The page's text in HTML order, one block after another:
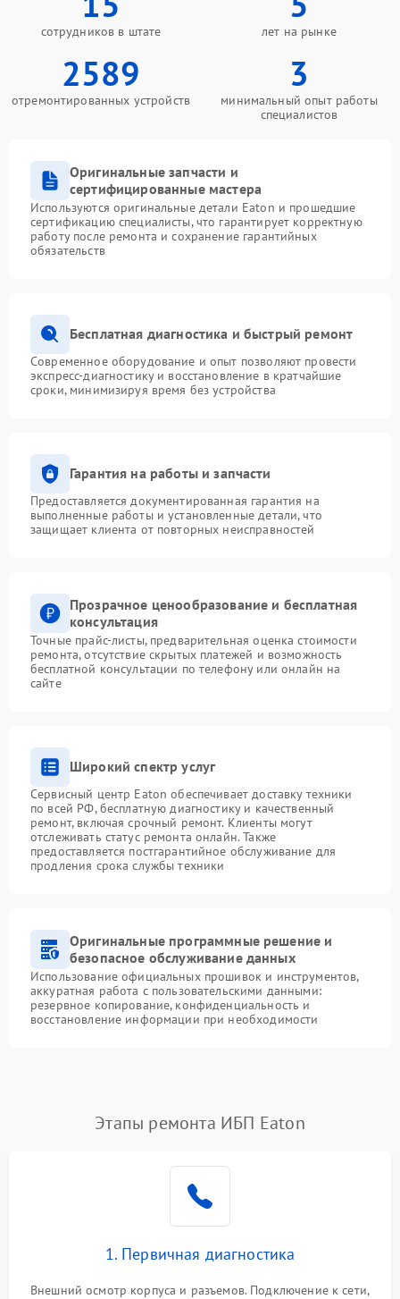
сотрудников в штате лет на рынке
2589
отремонтированных устройств
3
минимальный опыт работы
специалистов
Оригинальные запчасти и
сертифицированные мастера
Используются оригинальные детали Eaton и прошедшие
сертификацию специалисты, что гарантирует корректную
работу после ремонта и сохранение гарантийных
обязательств
Бесплатная диагностика и быстрый ремонт
Современное оборудование и опыт позволяют провести
экспресс-диагностику и восстановление в кратчайшие
сроки, минимизируя время без устройства
Гарантия на работы и запчасти
Предоставляется документированная гарантия на
выполненные работы и установленные детали, что
защищает клиента от повторных неисправностей
Прозрачное ценообразование и бесплатная
консультация
Точные прайс-листы, предварительная оценка стоимости
ремонта, отсутствие скрытых платежей и возможность
бесплатной консультации по телефону или онлайн на
сайте
Широкий спектр услуг
Сервисный центр Eaton обеспечивает доставку техники
по всей РФ, бесплатную диагностику и качественный
ремонт, включая срочный ремонт. Клиенты могут
отслеживать статус ремонта онлайн. Также
предоставляется постгарантийное обслуживание для
продления срока службы техники
Оригинальные программные решение и
безопасное обслуживание данных
Использование официальных прошивок и инструментов,
аккуратная работа с пользовательскими данными:
резервное копирование, конфиденциальность и
восстановление информации при необходимости
Этапы ремонта ИБП Eaton
1. Первичная диагностика
Внешний осмотр корпуса и разъемов. Подключение к сети,